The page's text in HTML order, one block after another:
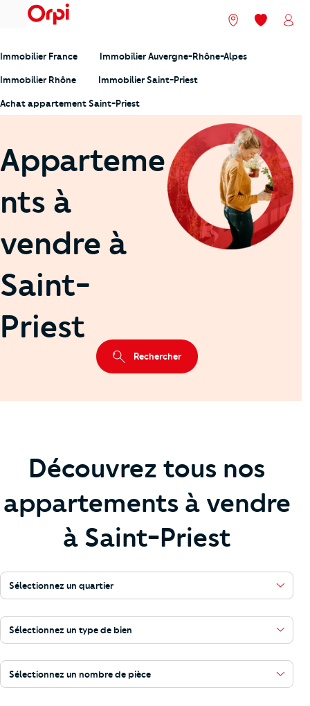
menu Nos agences
Mes
Immobilier France Immobilier Auvergne-Rhône-Alpes
Immobilier Rhône Immobilier Saint-Priest
Achat appartement Saint-Priest
Apparteme
nts à
vendre à
Saint-
Priest
Rechercher
Découvrez tous nos
appartements à vendre
à Saint-Priest
Sélectionnez un quartier
Sélectionnez un type de bien
Sélectionnez un nombre de pièce